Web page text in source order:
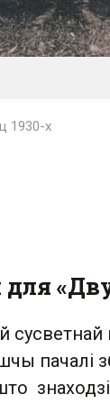
1930-х
пачалі